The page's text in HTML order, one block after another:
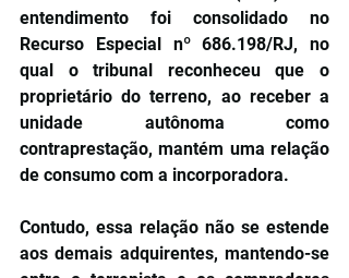
entendimento foi consolidado no
Recurso Especial nº 686.198/RJ, no
qual o tribunal reconheceu que o
proprietário do terreno, ao receber a
unidade autônoma como
contraprestação, mantém uma relação
de consumo com a incorporadora.
Contudo, essa relação não se estende
aos demais adquirentes, mantendo-se